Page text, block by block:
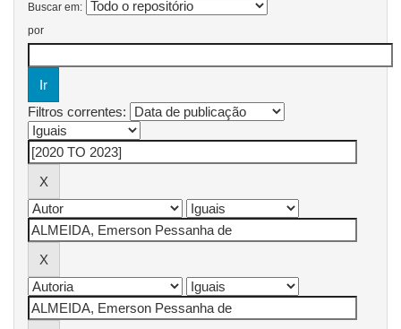
Buscar em:
por
Filtros correntes: